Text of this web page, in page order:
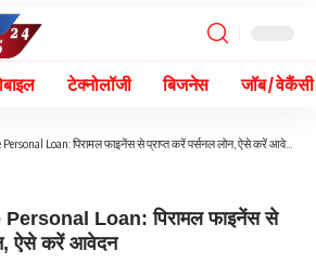
टेक्नोलॉजी बिजनेस जॉब / वेकैंसी
Loan: पिरामल फाइनेंस से प्राप्त करें पर्सनल लोन, ऐसे करें आवेदन
Loan: पिरामल फाइनेंस से
ऐसे करें आवेदन